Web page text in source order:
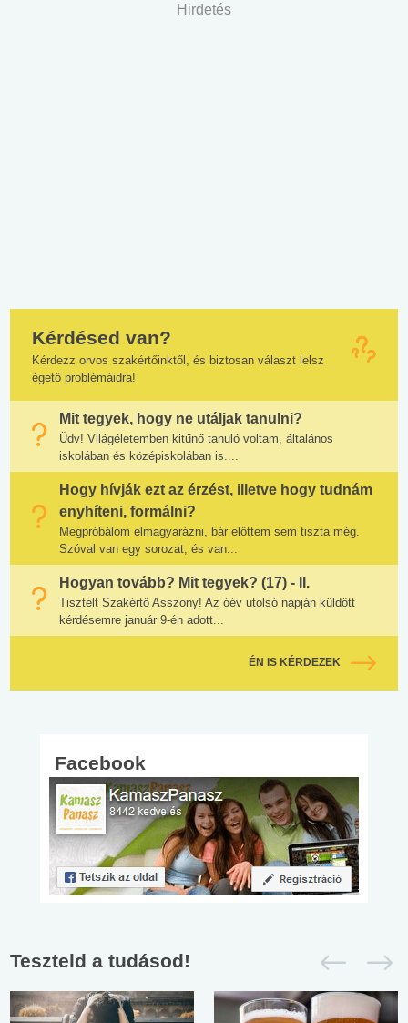
Hirdetés
Kérdésed van?
Kérdezz orvos szakértőinktől, és biztosan választ lelsz
égető problémáidra!
Mit tegyek, hogy ne utáljak tanulni?
Üdv! Világéletemben kitűnő tanuló voltam, általános
iskolában és középiskolában is....
Hogy hívják ezt az érzést, illetve hogy tudnám
enyhíteni, formálni?
Megpróbálom elmagyarázni, bár előttem sem tiszta még.
Szóval van egy sorozat, és van...
Hogyan tovább? Mit tegyek? (17) - II.
Tisztelt Szakértő Asszony! Az óév utolsó napján küldött
kérdésemre január 9-én adott...
ÉN IS KÉRDEZEK
Facebook
Teszteld a tudásod!